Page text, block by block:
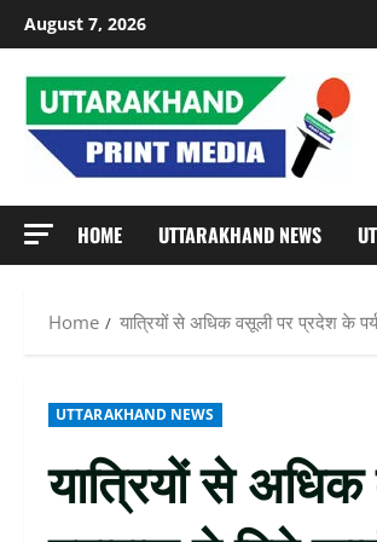
Skip
to
content
August 7, 2026
HOME UTTARAKHAND NEWS
Home यात्रियों से अधिक वसूली पर प्रदेश के
UTTARAKHAND NEWS
यात्रियों से